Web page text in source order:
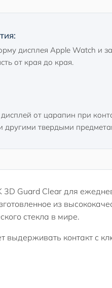
дисплея Apple Watch и
от края до края.
от царапин при
другими твердыми
3D Guard Clear для
из
стекла в мире.
выдерживать контакт с